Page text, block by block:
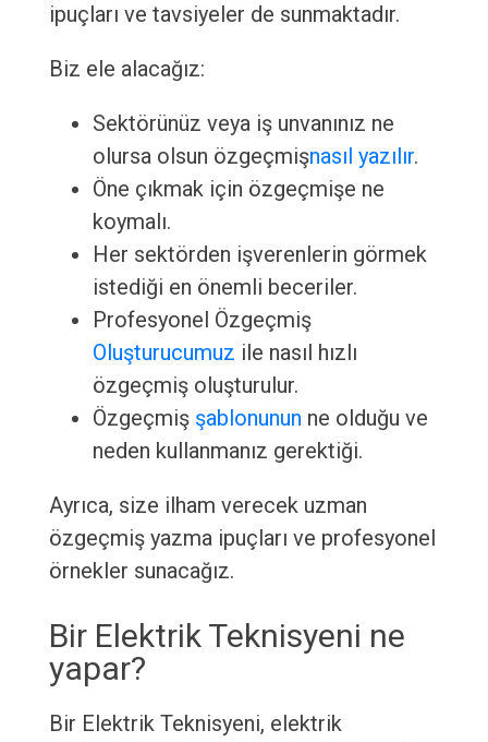
ipuçları ve tavsiyeler de sunmaktadır.
Biz ele alacağız:
Sektörünüz veya iş unvanınız ne
olursa olsun özgeçmişnasıl yazılır.
Öne çıkmak için özgeçmişe ne
koymalı.
Her sektörden işverenlerin görmek
istediği en önemli beceriler.
Profesyonel Özgeçmiş
Oluşturucumuz ile nasıl hızlı
özgeçmiş oluşturulur.
Özgeçmiş şablonunun ne olduğu ve
neden kullanmanız gerektiği.
Ayrıca, size ilham verecek uzman
özgeçmiş yazma ipuçları ve profesyonel
örnekler sunacağız.
Bir Elektrik Teknisyeni ne
yapar?
Bir Elektrik Teknisyeni, elektrik